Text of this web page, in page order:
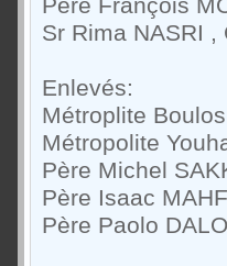
Père François
Sr Rima NASRI
Enlevés:
Métroplite
Métropolite
Père Michel
Père Isaac
Père Paolo